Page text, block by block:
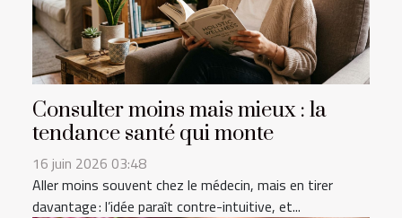
Consulter moins mais mieux : la
tendance santé qui monte
16 juin 2026 03:48
Aller moins souvent chez le médecin, mais en tirer
davantage : l’idée paraît contre-intuitive, et...